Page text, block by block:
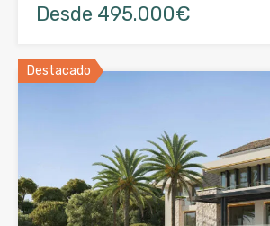
Desde 495.000€
Destacado